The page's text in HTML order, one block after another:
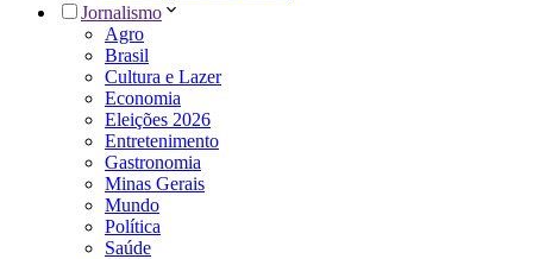
Jornalismo
Agro
Brasil
Cultura e Lazer
Economia
Eleições 2026
Entretenimento
Gastronomia
Minas Gerais
Mundo
Política
Saúde